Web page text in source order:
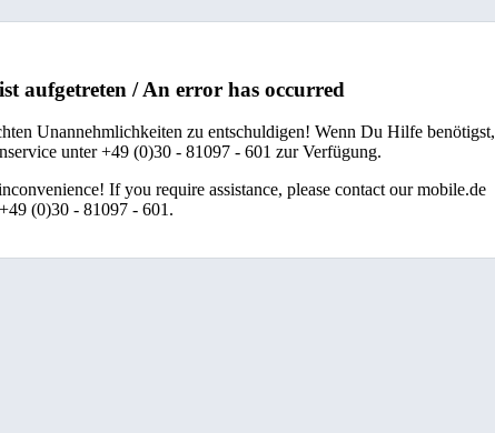
aufgetreten / An error has occurred
Unannehmlichkeiten zu entschuldigen! Wenn Du Hilfe benötigst,
unter +49 (0)30 - 81097 - 601 zur Verfügung.
If you require assistance, please contact our mobile.de
(0)30 - 81097 - 601.